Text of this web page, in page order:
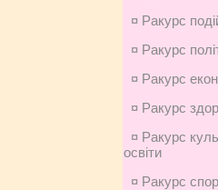
¤ Ракурс
¤ Ракурс
¤ Ракурс
¤ Ракурс
¤ Ракурс
освіти
¤ Ракурс